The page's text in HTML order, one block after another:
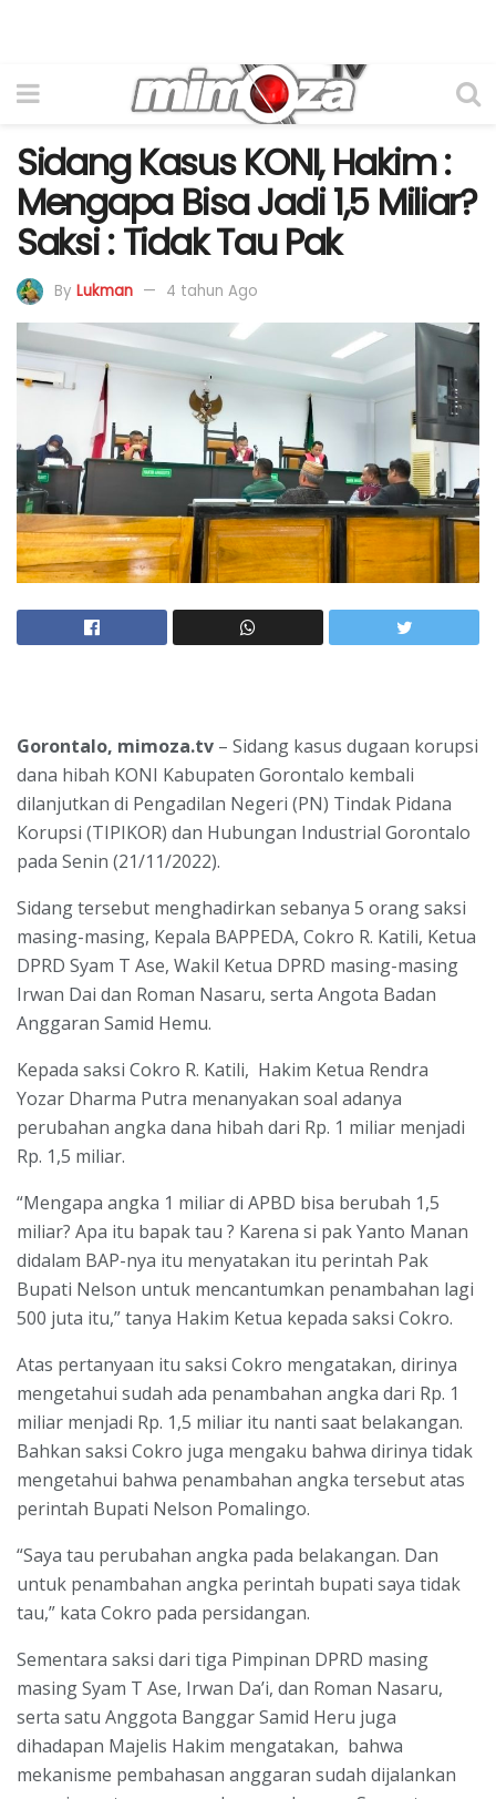
Sidang Kasus KONI, Hakim :
Mengapa Bisa Jadi 1,5 Miliar?
Saksi : Tidak Tau Pak
By Lukman 4 tahun Ago
Gorontalo, mimoza.tv – Sidang kasus dugaan korupsi
dana hibah KONI Kabupaten Gorontalo kembali
dilanjutkan di Pengadilan Negeri (PN) Tindak Pidana
Korupsi (TIPIKOR) dan Hubungan Industrial Gorontalo
pada Senin (21/11/2022).
Sidang tersebut menghadirkan sebanya 5 orang saksi
masing-masing, Kepala BAPPEDA, Cokro R. Katili, Ketua
DPRD Syam T Ase, Wakil Ketua DPRD masing-masing
Irwan Dai dan Roman Nasaru, serta Angota Badan
Anggaran Samid Hemu.
Kepada saksi Cokro R. Katili, Hakim Ketua Rendra
Yozar Dharma Putra menanyakan soal adanya
perubahan angka dana hibah dari Rp. 1 miliar menjadi
Rp. 1,5 miliar.
“Mengapa angka 1 miliar di APBD bisa berubah 1,5
miliar? Apa itu bapak tau ? Karena si pak Yanto Manan
didalam BAP-nya itu menyatakan itu perintah Pak
Bupati Nelson untuk mencantumkan penambahan lagi
500 juta itu,” tanya Hakim Ketua kepada saksi Cokro.
Atas pertanyaan itu saksi Cokro mengatakan, dirinya
mengetahui sudah ada penambahan angka dari Rp. 1
miliar menjadi Rp. 1,5 miliar itu nanti saat belakangan.
Bahkan saksi Cokro juga mengaku bahwa dirinya tidak
mengetahui bahwa penambahan angka tersebut atas
perintah Bupati Nelson Pomalingo.
“Saya tau perubahan angka pada belakangan. Dan
untuk penambahan angka perintah bupati saya tidak
tau,” kata Cokro pada persidangan.
Sementara saksi dari tiga Pimpinan DPRD masing
masing Syam T Ase, Irwan Da’i, dan Roman Nasaru,
serta satu Anggota Banggar Samid Heru juga
dihadapan Majelis Hakim mengatakan, bahwa
mekanisme pembahasan anggaran sudah dijalankan